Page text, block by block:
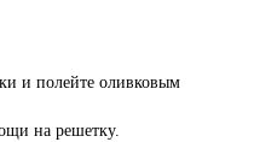
и полейте оливковым
на решетку.